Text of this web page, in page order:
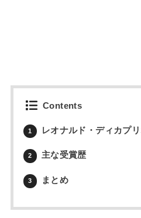
Contents
1 レオナルド・ディカプ
2 主な受賞歴
3 まとめ